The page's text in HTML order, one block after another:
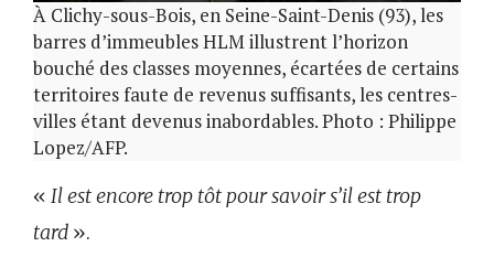
À Clichy-sous-Bois, en Seine-Saint-Denis (93), les
barres d’immeubles HLM illustrent l’horizon
bouché des classes moyennes, écartées de certains
territoires faute de revenus suffisants, les centres-
villes étant devenus inabordables. Photo : Philippe
Lopez/AFP.
« Il est encore trop tôt pour savoir s’il est trop
tard ».